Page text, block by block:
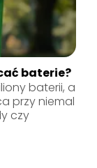
baterie?
baterii, a
przy niemal
czy